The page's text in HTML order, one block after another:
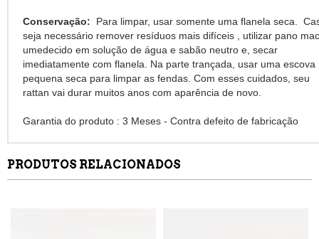
Conservação: Para limpar, usar somente uma flanela seca.
seja necessário remover resíduos mais difíceis , utilizar pano
umedecido em solução de água e sabão neutro e, secar
imediatamente com flanela. Na parte trançada, usar uma escova
pequena seca para limpar as fendas. Com esses cuidados, seu
rattan vai durar muitos anos com aparência de novo.
Garantia do produto : 3 Meses - Contra defeito de fabricação
PRODUTOS RELACIONADOS